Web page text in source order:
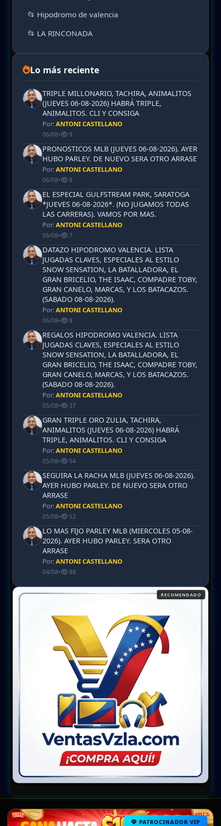
📂 Hipodromo de valencia
📂 LA RINCONADA
Lo más reciente
TRIPLE MILLONARIO, TACHIRA, ANIMALITOS
(JUEVES 06-08-2026) HABRÁ TRIPLE,
ANIMALITOS. CLI Y CONSIGA
Por:ANTONI CASTELLANO
06/08• 9
PRONOSTICOS MLB (JUEVES 06-08-2026). AYER
HUBO PARLEY. DE NUEVO SERA OTRO ARRASE
Por:ANTONI CASTELLANO
06/08• 8
EL ESPECIAL GULFSTREAM PARK, SARATOGA
*JUEVES 06-08-2026*. (NO JUGAMOS TODAS
LAS CARRERAS). VAMOS POR MAS.
Por:ANTONI CASTELLANO
06/08• 7
DATAZO HIPODROMO VALENCIA. LISTA
JUGADAS CLAVES, ESPECIALES AL ESTILO
SNOW SENSATION, LA BATALLADORA, EL
GRAN BRICELIO, THE ISAAC, COMPADRE TOBY,
GRAN CANELO, MARCAS, Y LOS BATACAZOS.
(SABADO 08-08-2026).
Por:ANTONI CASTELLANO
06/08• 8
REGALOS HIPODROMO VALENCIA. LISTA
JUGADAS CLAVES, ESPECIALES AL ESTILO
SNOW SENSATION, LA BATALLADORA, EL
GRAN BRICELIO, THE ISAAC, COMPADRE TOBY,
GRAN CANELO, MARCAS, Y LOS BATACAZOS.
(SABADO 08-08-2026).
Por:ANTONI CASTELLANO
05/08• 37
GRAN TRIPLE ORO ZULIA, TACHIRA,
ANIMALITOS (JUEVES 06-08-2026) HABRÁ
TRIPLE, ANIMALITOS. CLI Y CONSIGA
Por:ANTONI CASTELLANO
05/08• 54
SEGUIRA LA RACHA MLB (JUEVES 06-08-2026).
AYER HUBO PARLEY. DE NUEVO SERA OTRO
ARRASE
Por:ANTONI CASTELLANO
05/08• 52
LO MAS FIJO PARLEY MLB (MIERCOLES 05-08-
2026). AYER HUBO PARLEY. SERA OTRO
ARRASE
Por:ANTONI CASTELLANO
04/08• 88
RECOMENDADO
PATROCINADOR VIP